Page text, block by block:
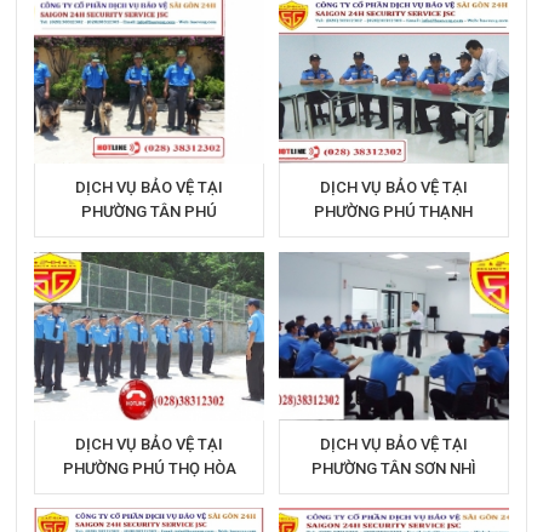
DỊCH VỤ BẢO VỆ TẠI
PHƯỜNG TÂN PHÚ
DỊCH VỤ BẢO VỆ TẠI
PHƯỜNG PHÚ THẠNH
DỊCH VỤ BẢO VỆ TẠI
PHƯỜNG PHÚ THỌ HÒA
DỊCH VỤ BẢO VỆ TẠI
PHƯỜNG TÂN SƠN NHÌ